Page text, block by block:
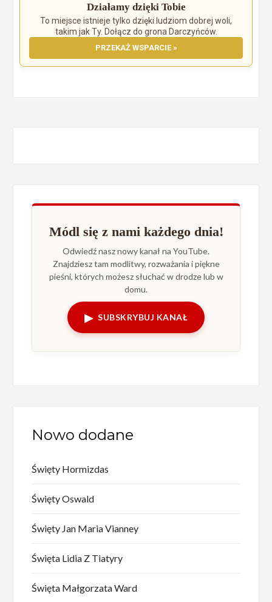
Działamy dzięki Tobie
To miejsce istnieje tylko dzięki ludziom dobrej woli,
takim jak Ty. Dołącz do grona Darczyńców.
PRZEKAŻ WSPARCIE »
Módl się z nami każdego dnia!
Odwiedź nasz nowy kanał na YouTube.
Znajdziesz tam modlitwy, rozważania i piękne
pieśni, których możesz słuchać w drodze lub w
domu.
▶ SUBSKRYBUJ KANAŁ
Nowo dodane
Święty Hormizdas
Święty Oswald
Święty Jan Maria Vianney
Święta Lidia Z Tiatyry
Święta Małgorzata Ward